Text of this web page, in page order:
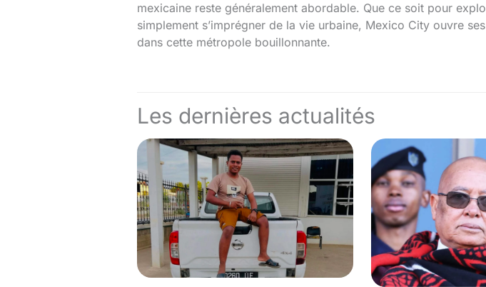
mexicaine reste généralement abordable. Que ce soit pour
simplement s’imprégner de la vie urbaine, Mexico City ouvre
dans cette métropole bouillonnante.
Les dernières actualités